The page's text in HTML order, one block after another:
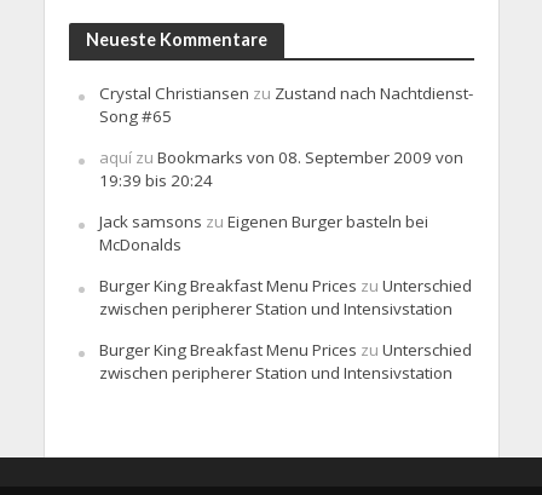
Neueste Kommentare
Crystal Christiansen zu Zustand nach Nachtdienst-
Song #65
aquízu Bookmarks von 08. September 2009 von
19:39 bis 20:24
Jack samsons zu Eigenen Burger basteln bei
McDonalds
Burger King Breakfast Menu Prices zu Unterschied
zwischen peripherer Station und Intensivstation
Burger King Breakfast Menu Prices zu Unterschied
zwischen peripherer Station und Intensivstation